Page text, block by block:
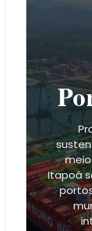
Itapoá